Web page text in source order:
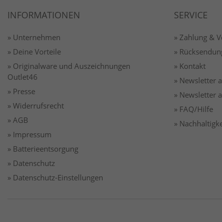
INFORMATIONEN
» Unternehmen
» Deine Vorteile
» Originalware und Auszeichnungen
Outlet46
» Presse
» Widerrufsrecht
» AGB
» Impressum
» Batterieentsorgung
» Datenschutz
» Datenschutz-Einstellungen
SERVICE
» Zahlung &
»
» Kontakt
» Newsletter
» Newsletter
» FAQ/Hilfe
»